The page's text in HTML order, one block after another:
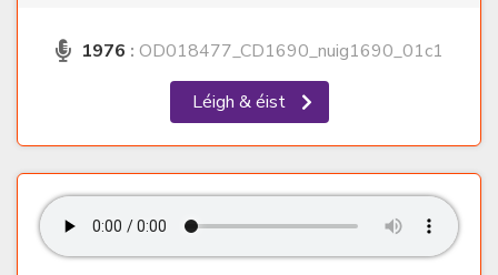
1976 : OD018477_CD1690_nuig1690_01c1
Léigh & éist